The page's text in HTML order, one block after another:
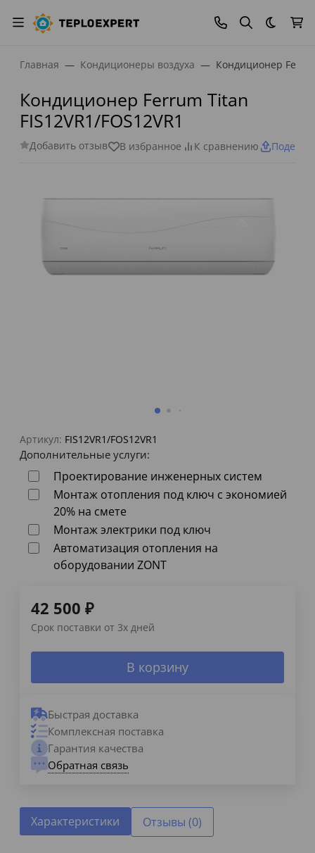
Темная
Главная Кондиционеры воздуха Кондиционер
Кондиционер Ferrum Titan
FIS12VR1/FOS12VR1
Добавить отзыв В избранное К сравнению
Артикул: FIS12VR1/FOS12VR1
Дополнительные услуги:
Проектирование инженерных систем
Монтаж отопления под ключ с экономией
20% на смете
Монтаж электрики под ключ
Автоматизация отопления на
оборудовании ZONT
42 500 ₽
Срок поставки от 3х дней
В корзину
Быстрая доставка
Комплексная поставка
Гарантия качества
Обратная связь
Характеристики Отзывы (0)